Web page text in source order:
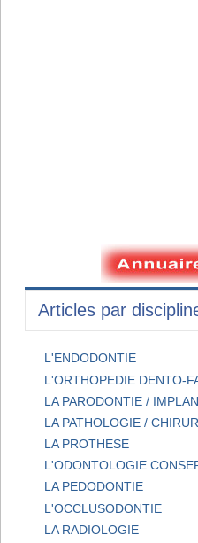
Articles par
L'ENDODONTIE
L'ORTHOPEDIE DENTO-
LA PARODONTIE /
LA PATHOLOGIE /
LA PROTHESE
L'ODONTOLOGIE
LA PEDODONTIE
L'OCCLUSODONTIE
LA RADIOLOGIE